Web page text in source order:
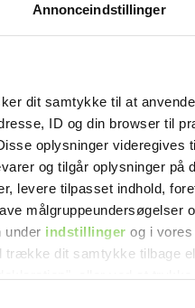
Annonceindstillinger
dit samtykke til at
ID og din browser til
oplysninger videregives
og tilgår oplysninger på
levere tilpasset indhold,
målgruppeundersøgelser
under indstillinger og i vores
trække dit samtykke tilbage
hos Kamilla iøjeblikket. Som
en 50 helt
budskaber.
projekt, fordi jeg
forskel for den,
den."